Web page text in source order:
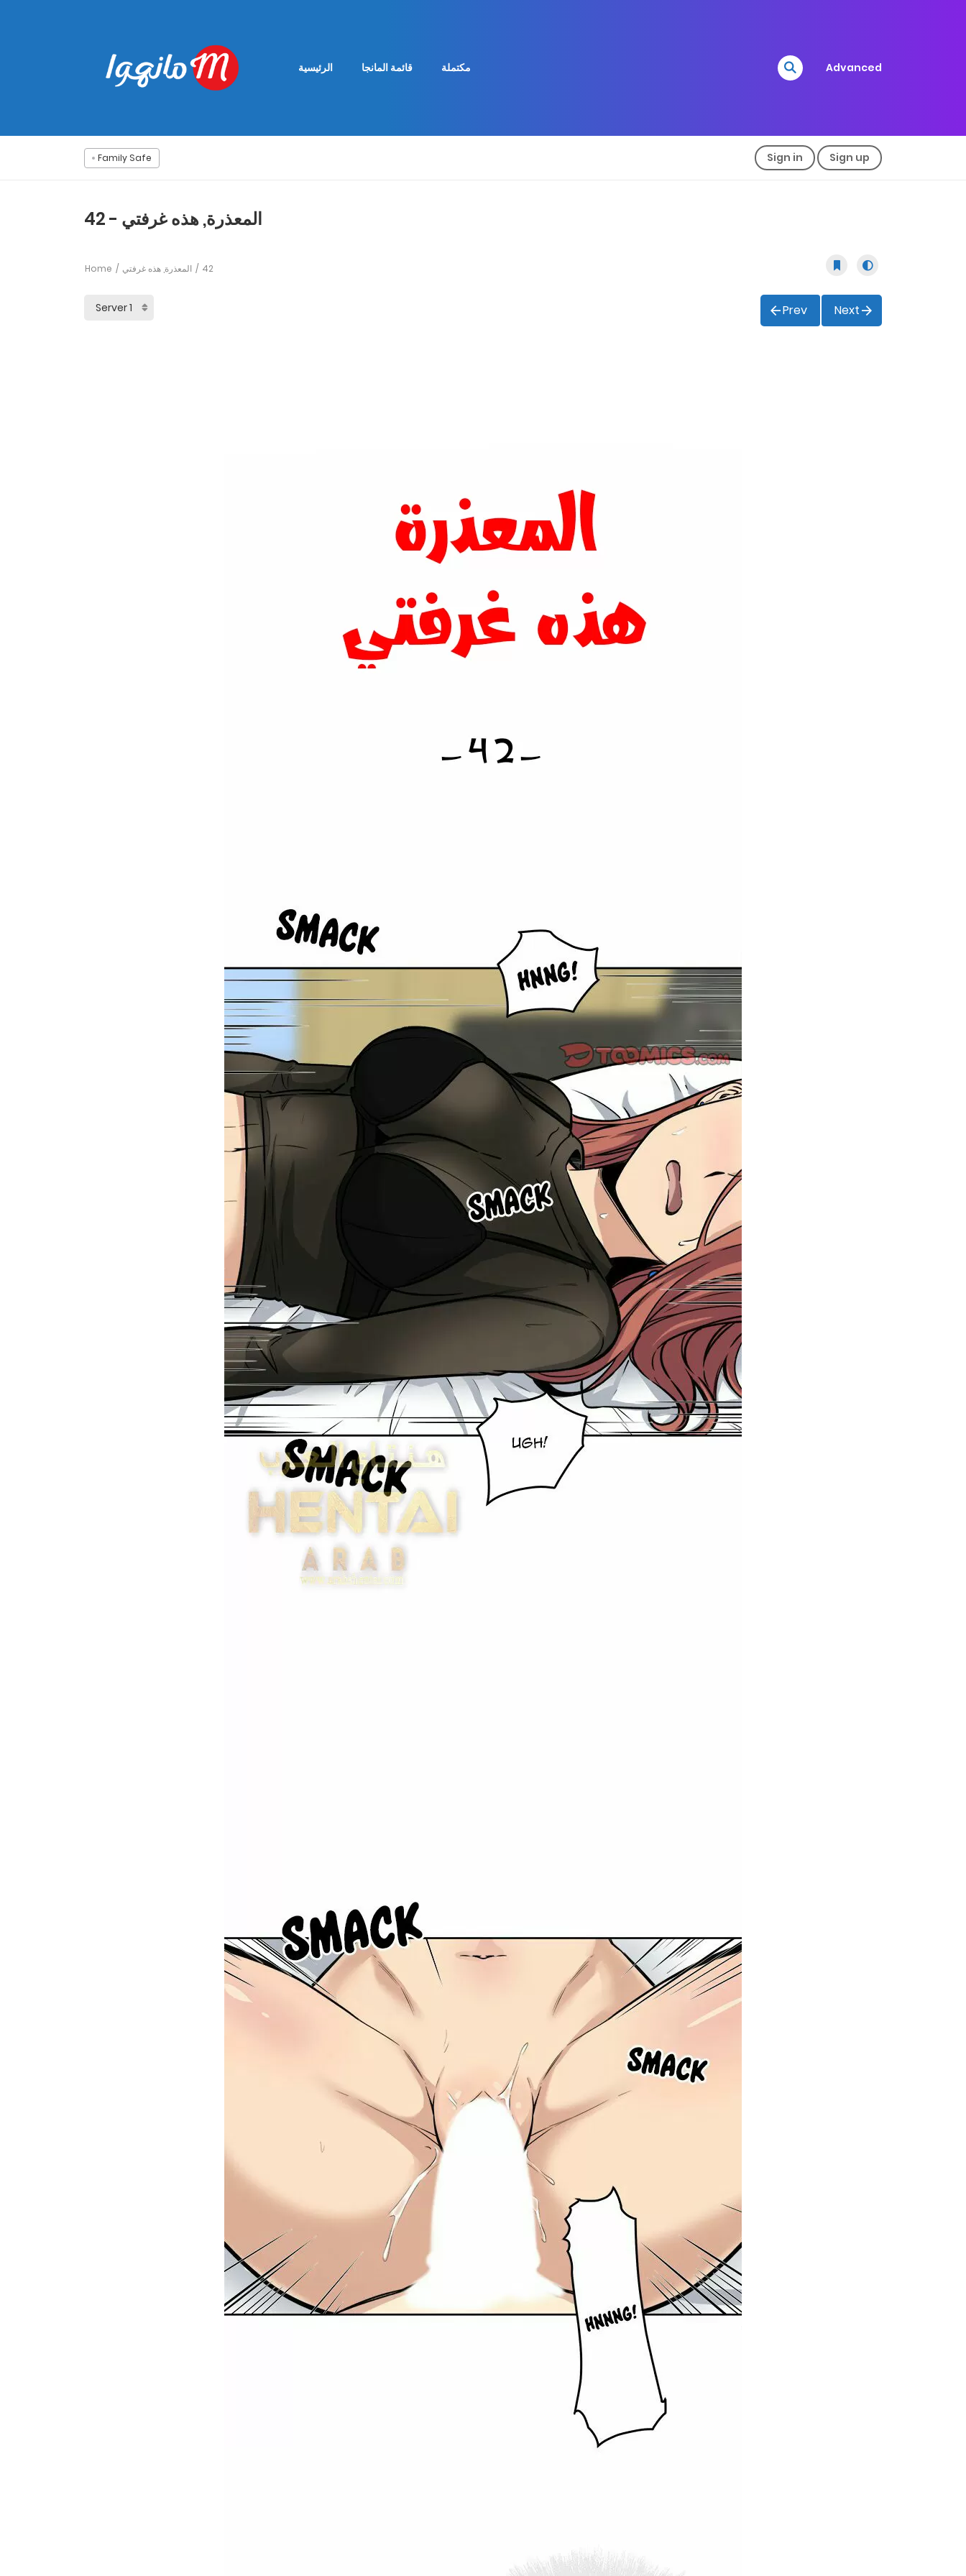
الرئيسية قائمة المانجا مكتملة Advanced
Family Safe Sign in Sign up
المعذرة, هذه غرفتي - 42
Home المعذرة, هذه غرفتي 42
Prev Next